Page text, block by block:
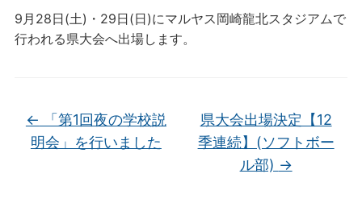
9月28日(土)・29日(日)にマルヤス岡崎龍北スタジアムで
行われる県大会へ出場します。
← 「第1回夜の学校説
明会」を行いました
県大会出場決定【12
季連続】(ソフトボー
ル部) →